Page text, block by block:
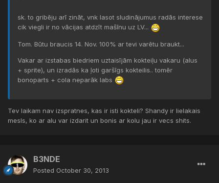
sk. to gribēju arī zināt, vnk lasot sludinājumus radās interese
cik viegli ir no vācijas atdzīt mašīnu uz LV...
Tom. Būtu braucis 14. Nov. 100% ar tevi varētu braukt...
Vakar ar izstabas biedriem uztaisījām kokteiļu vakaru (alus
+ sprite), un izradās ka ļoti garšīgs kokteilis.. tomēr
bonoparts + cola neparāk labs
Tev laikam nav izspratnes, kas ir isti kokteli? Shandy ir lielakais
mesls, ko ar alu var izdarit un bonis ar kolu jau ir vecs shits.
B3NDE
Posted October 30, 2013